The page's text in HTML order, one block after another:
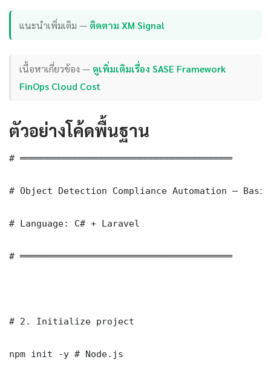
แนะนำเพิ่มเติม — ติดตาม XM Signal
เนื้อหาเกี่ยวข้อง — ดูเพิ่มเติมเรื่อง SASE Framework
FinOps Cloud Cost
ตัวอย่างโค้ดพื้นฐาน
# ═══════════════════════════════════════
# Object Detection Compliance Automation —
# Language: C# + Laravel
# ═══════════════════════════════════════
# 2. Initialize project
npm init -y # Node.js